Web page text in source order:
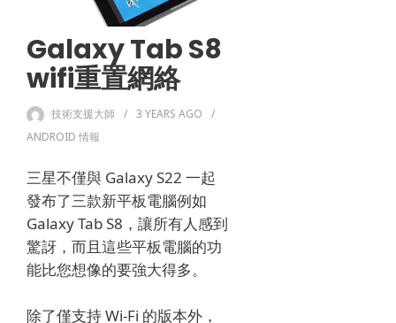
Galaxy Tab S8
wifi重置網絡
技術支援大師 3 YEARS AGO
ANDROID 情報
三星不僅與 Galaxy S22 一起
發布了三款新平板電腦例如
Galaxy Tab S8，讓所有人感到
驚訝，而且這些平板電腦的功
能比您想像的要強大得多。
除了僅支持 Wi-Fi 的版本外，